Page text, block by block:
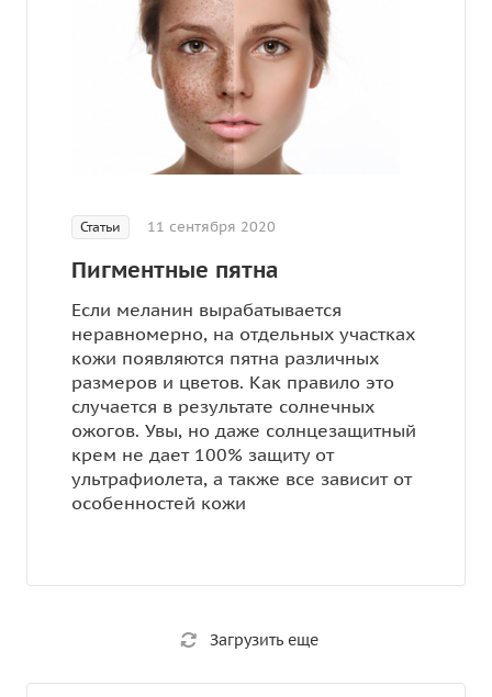
Статьи 11 сентября 2020
Пигментные пятна
Если меланин вырабатывается
неравномерно, на отдельных участках
кожи появляются пятна различных
размеров и цветов. Как правило это
случается в результате солнечных
ожогов. Увы, но даже солнцезащитный
крем не дает 100% защиту от
ультрафиолета, а также все зависит от
особенностей кожи
Загрузить еще